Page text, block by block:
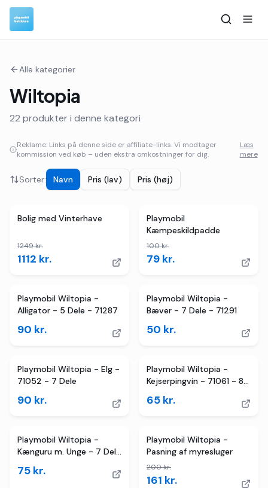
Alle kategorier
Wiltopia
22 produkter i denne kategori
Reklame: Links på denne side er affiliate-links. Vi modtager
kommission ved køb – uden ekstra omkostninger for dig.
Læs
mere
Sorter: Navn Pris (lav) Pris (høj)
TILBUD
2butikker
Bolig med Vinterhave
1249kr.
1112 kr.
2butikker
Playmobil
Kæmpeskildpadde
100kr.
79 kr.
Playmobil Wiltopia -
Alligator - 5 Dele - 71287
90 kr.
Playmobil Wiltopia -
Bæver - 7 Dele - 71291
50 kr.
Playmobil Wiltopia - Elg -
71052 - 7 Dele
90 kr.
Playmobil Wiltopia -
Kejserpingvin - 71061 - 8
65 kr.
Playmobil Wiltopia -
Kænguru m. Unge - 7 Dele
75 kr.
TILBUD
2butikker
Playmobil Wiltopia -
Pasning af myresluger
200kr.
161 kr.